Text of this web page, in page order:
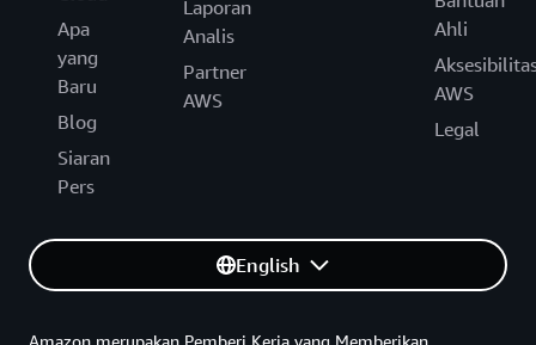
Apa
yang
Baru
Blog
Siaran
Pers
Laporan
Analis
Partner
AWS
Ahli
AWS
Legal
English